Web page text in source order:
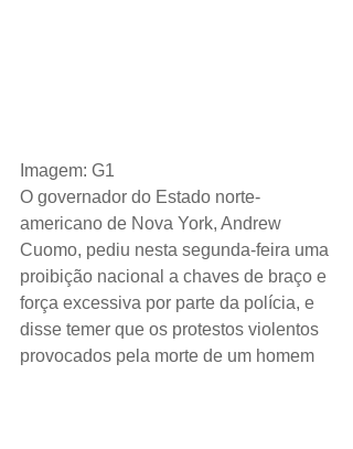
Imagem: G1
O governador do Estado norte-
americano de Nova York, Andrew
Cuomo, pediu nesta segunda-feira uma
proibição nacional a chaves de braço e
força excessiva por parte da polícia, e
disse temer que os protestos violentos
provocados pela morte de um homem